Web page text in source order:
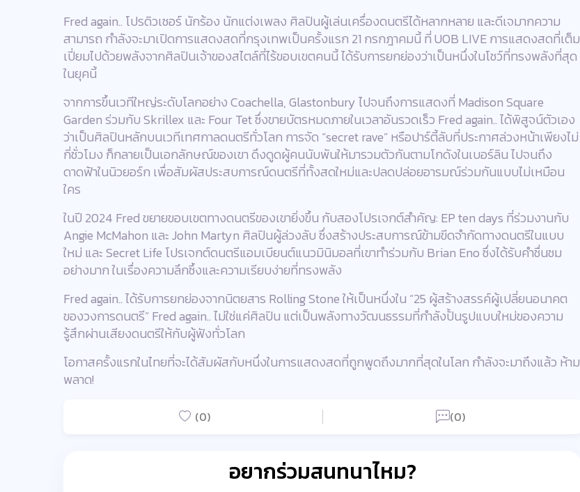
Fred again.. โปรดิวเซอร์ นักร้อง นักแต่งเพลง ศิลปินผู้เล่นเครื่องดนตรีได้หลากหลาย และดีเจมากความ
สามารถ กำลังจะมาเปิดการแสดงสดที่กรุงเทพเป็นครั้งแรก 21 กรกฎาคมนี้ ที่ UOB LIVE การแสดงสดที่เต็ม
เปี่ยมไปด้วยพลังจากศิลปินเจ้าของสไตล์ที่ไร้ขอบเขตคนนี้ ได้รับการยกย่องว่าเป็นหนึ่งในโชว์ที่ทรงพลังที่สุด
ในยุคนี้
จากการขึ้นเวทีใหญ่ระดับโลกอย่าง Coachella, Glastonbury ไปจนถึงการแสดงที่ Madison Square
Garden ร่วมกับ Skrillex และ Four Tet ซึ่งขายบัตรหมดภายในเวลาอันรวดเร็ว Fred again.. ได้พิสูจน์ตัวเอง
ว่าเป็นศิลปินหลักบนเวทีเทศกาลดนตรีทั่วโลก การจัด “secret rave” หรือปาร์ตี้ลับที่ประกาศล่วงหน้าเพียงไม่
กี่ชั่วโมง ก็กลายเป็นเอกลักษณ์ของเขา ดึงดูดผู้คนนับพันให้มารวมตัวกันตามโกดังในเบอร์ลิน ไปจนถึง
ดาดฟ้าในนิวยอร์ก เพื่อสัมผัสประสบการณ์ดนตรีที่ทั้งสดใหม่และปลดปล่อยอารมณ์ร่วมกันแบบไม่เหมือน
ใคร
ในปี 2024 Fred ขยายขอบเขตทางดนตรีของเขายิ่งขึ้น กับสองโปรเจกต์สำคัญ: EP ten days ที่ร่วมงานกับ
Angie McMahon และ John Martyn ศิลปินผู้ล่วงลับ ซึ่งสร้างประสบการณ์ข้ามขีดจำกัดทางดนตรีในแบบ
ใหม่ และ Secret Life โปรเจกต์ดนตรีแอมเบียนต์แนวมินิมอลที่เขาทำร่วมกับ Brian Eno ซึ่งได้รับคำชื่นชม
อย่างมาก ในเรื่องความลึกซึ้งและความเรียบง่ายที่ทรงพลัง
Fred again.. ได้รับการยกย่องจากนิตยสาร Rolling Stone ให้เป็นหนึ่งใน “25 ผู้สร้างสรรค์ผู้เปลี่ยนอนาคต
ของวงการดนตรี” Fred again.. ไม่ใช่แค่ศิลปิน แต่เป็นพลังทางวัฒนธรรมที่กำลังปั้นรูปแบบใหม่ของความ
รู้สึกผ่านเสียงดนตรีให้กับผู้ฟังทั่วโลก
โอกาสครั้งแรกในไทยที่จะได้สัมผัสกับหนึ่งในการแสดงสดที่ถูกพูดถึงมากที่สุดในโลก กำลังจะมาถึงแล้ว ห้าม
พลาด!
(0) (0)
อยากร่วมสนทนาไหม?